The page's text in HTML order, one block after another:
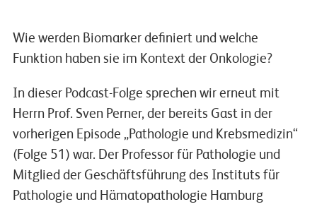
Wie werden Biomarker definiert und welche
Funktion haben sie im Kontext der Onkologie?
In dieser Podcast-Folge sprechen wir erneut mit
Herrn Prof. Sven Perner, der bereits Gast in der
vorherigen Episode „Pathologie und Krebsmedizin“
(Folge 51) war. Der Professor für Pathologie und
Mitglied der Geschäftsführung des Instituts für
Pathologie und Hämatopathologie Hamburg